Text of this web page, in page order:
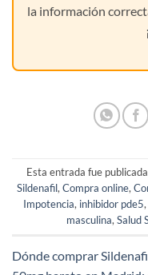
la información
Esta entrada fue
Sildenafil,Compra online,
Impotencia, inhibidor pde5,
masculina,Salud
Dónde comprar